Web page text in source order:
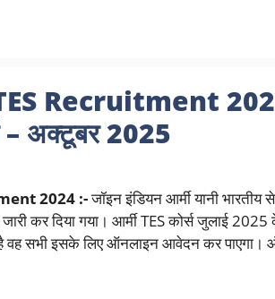
Recruitment 2024
– अक्टूबर 2025
2024 :-जॉइन इंडियन आर्मी यानी
कर दिया गया। आर्मीTES कोर्स जुलाई
है वह सभी इसके लिए ऑनलाइन आवेदन कर पाएगा।